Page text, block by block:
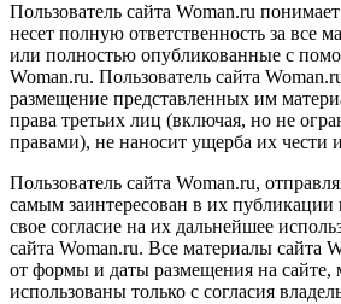
Пользователь сайта Woman.ru
несет полную ответственность за все
или полностью опубликованные с
Woman.ru. Пользователь сайта
размещение представленных им
права третьих лиц (включая, но не
правами), не наносит ущерба их чести
Пользователь сайта Woman.ru,
самым заинтересован в их публикации
свое согласие на их дальнейшее
сайта Woman.ru. Все материалы сайта
от формы и даты размещения на сайте,
использованы только с согласия